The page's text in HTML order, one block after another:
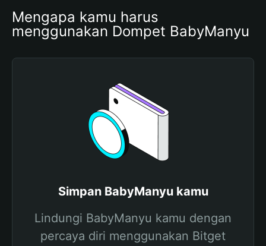
Mengapa kamu harus
menggunakan Dompet BabyManyu
Simpan BabyManyu kamu
Lindungi BabyManyu kamu dengan
percaya diri menggunakan Bitget